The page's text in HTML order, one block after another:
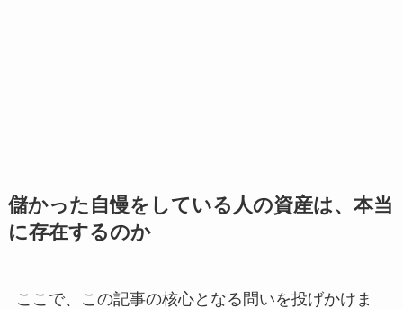
儲かった自慢をしている人の資産は、本当
に存在するのか
ここで、この記事の核心となる問いを投げかけま